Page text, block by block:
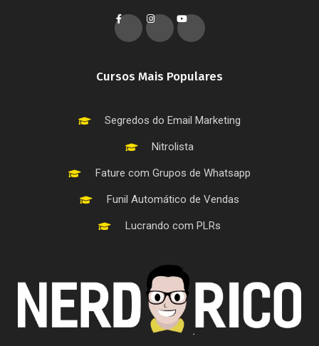
Cursos Mais Populares
Segredos do Email Marketing
Nitrolista
Fature com Grupos de Whatsapp
Funil Automático de Vendas
Lucrando com PLRs